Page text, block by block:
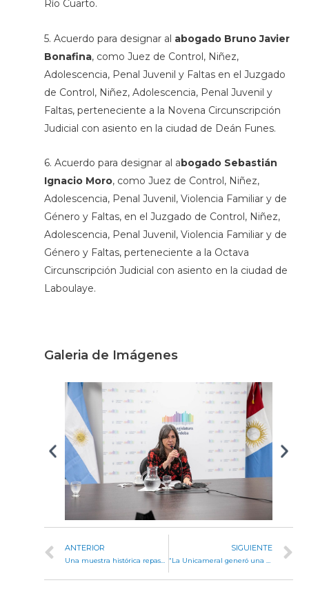
Río Cuarto.
5. Acuerdo para designar al abogado Bruno Javier
Bonafina, como Juez de Control, Niñez,
Adolescencia, Penal Juvenil y Faltas en el Juzgado
de Control, Niñez, Adolescencia, Penal Juvenil y
Faltas, perteneciente a la Novena Circunscripción
Judicial con asiento en la ciudad de Deán Funes.
6. Acuerdo para designar al abogado Sebastián
Ignacio Moro, como Juez de Control, Niñez,
Adolescencia, Penal Juvenil, Violencia Familiar y de
Género y Faltas, en el Juzgado de Control, Niñez,
Adolescencia, Penal Juvenil, Violencia Familiar y de
Género y Faltas, perteneciente a la Octava
Circunscripción Judicial con asiento en la ciudad de
Laboulaye.
Galeria de Imágenes
ANTERIOR
Una muestra histórica repasará los 20 años de la Unicameral
SIGUIENTE